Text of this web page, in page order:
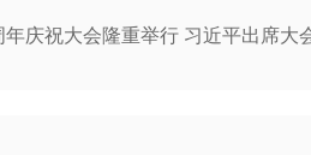
庆祝大会隆重举行 习近平出席大